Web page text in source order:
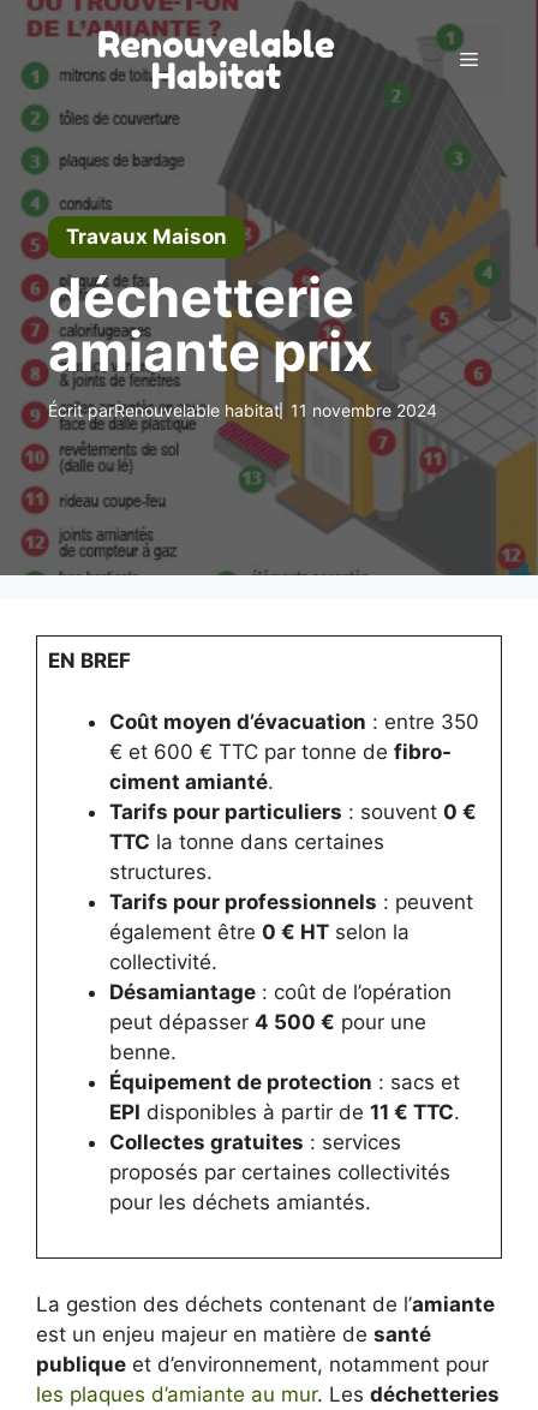
Aller
contenu
Menu
Travaux Maison
déchetterie
amiante prix
Écrit parRenouvelable habitat 11 novembre 2024
EN BREF
Coût moyen d’évacuation : entre 350
€ et 600 € TTC par tonne de fibro-
ciment amianté.
Tarifs pour particuliers : souvent 0 €
TTC la tonne dans certaines
structures.
Tarifs pour professionnels : peuvent
également être 0 € HTselon la
collectivité.
Désamiantage: coût de l’opération
peut dépasser 4 500 € pour une
benne.
Équipement de protection : sacs et
EPI disponibles à partir de 11 € TTC.
Collectes gratuites : services
proposés par certaines collectivités
pour les déchets amiantés.
La gestion des déchets contenant de l’amiante
est un enjeu majeur en matière de santé
publique et d’environnement, notamment pour
les plaques d’amiante au mur. Les déchetteries